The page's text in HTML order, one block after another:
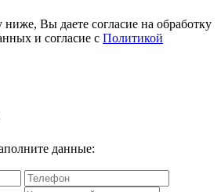
Вы даете согласие на обработку
и согласие с Политикой
данные: